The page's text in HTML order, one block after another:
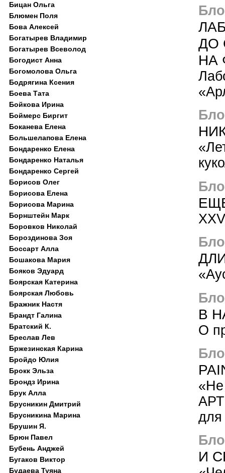
ДО
НА
В
О
для
И
Бицан Ольга
Блюмен Поля
Бова Алексей
Богатырев Владимир
Богатырев Всеволод
Богодист Анна
Богомолова Ольга
Бодрягина Ксения
Боева Тата
Бойкова Ирина
Боймерс Биргит
Боканева Елена
Большелапова Елена
Бондаренко Елена
Бондаренко Наталья
Бондаренко Сергей
Борисов Олег
Борисова Елена
Борисова Марина
Борнштейн Марк
Боровков Николай
Бороздинова Зоя
Боссарт Алла
Бошакова Мария
Бояков Эдуард
Боярская Катерина
Боярская Любовь
Бражник Настя
Брандт Галина
Братский К.
Бреслав Лев
Бржезинская Карина
Бройдо Юлия
Брокк Эльза
Брондз Ирина
Брук Алла
Брусникин Дмитрий
Брусникина Марина
Брушин Я.
Брюн Павел
Бубень Анджей
Бугаков Виктор
Будаева Туяна